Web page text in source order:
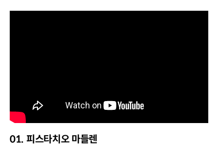
01. 피스타치오 마들렌